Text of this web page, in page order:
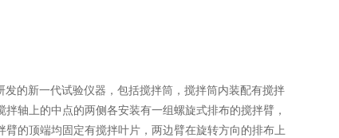
的新一代试验仪器，包括搅拌筒，搅拌筒内装配有搅拌
轴上的中点的两侧各安装有一组螺旋式排布的搅拌臂，
的顶端均固定有搅拌叶片，两边臂在旋转方向的排布上